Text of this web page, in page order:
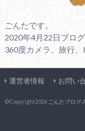
ごんたです。
2020年4月22日ブロ
360度カメラ、旅行
運営者情報 お問い
©Copyright2026 ごんたブログ